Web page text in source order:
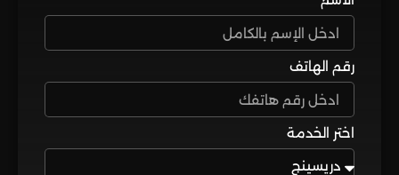
رقم الهاتف
اختر الخدمة